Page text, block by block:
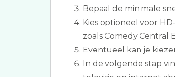
Bepaal de minimale
Kies optioneel voor
zoals Comedy Central
Eventueel kan je
In de volgende stap